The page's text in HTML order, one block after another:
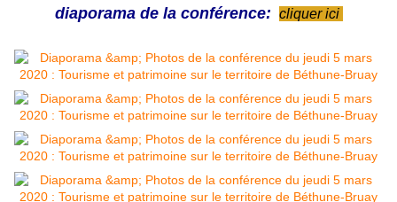
diaporama de la conférence: cliquer ici